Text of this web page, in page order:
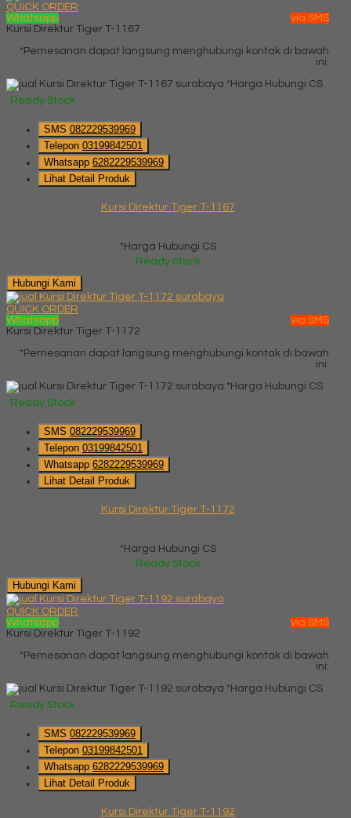
QUICK ORDER
Whatsapp
via SMS
Kursi Direktur Tiger T-1167
*Pemesanan dapat langsung menghubungi kontak di bawah
ini:
*Harga Hubungi CS
Ready Stock
SMS 082229539969
Telepon 03199842501
Whatsapp 6282229539969
Lihat Detail Produk
Kursi Direktur Tiger T-1167
*Harga Hubungi CS
Ready Stock
Hubungi Kami
QUICK ORDER
Whatsapp
via SMS
Kursi Direktur Tiger T-1172
*Pemesanan dapat langsung menghubungi kontak di bawah
ini:
*Harga Hubungi CS
Ready Stock
SMS 082229539969
Telepon 03199842501
Whatsapp 6282229539969
Lihat Detail Produk
Kursi Direktur Tiger T-1172
*Harga Hubungi CS
Ready Stock
Hubungi Kami
QUICK ORDER
Whatsapp
via SMS
Kursi Direktur Tiger T-1192
*Pemesanan dapat langsung menghubungi kontak di bawah
ini:
*Harga Hubungi CS
Ready Stock
SMS 082229539969
Telepon 03199842501
Whatsapp 6282229539969
Lihat Detail Produk
Kursi Direktur Tiger T-1192